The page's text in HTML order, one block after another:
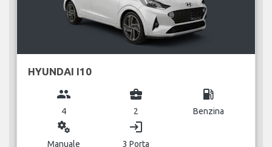
HYUNDAI I10
group
4
business_center
2
local_gas_station
Benzina
miscellaneous_services
Manuale
login
3 Porta